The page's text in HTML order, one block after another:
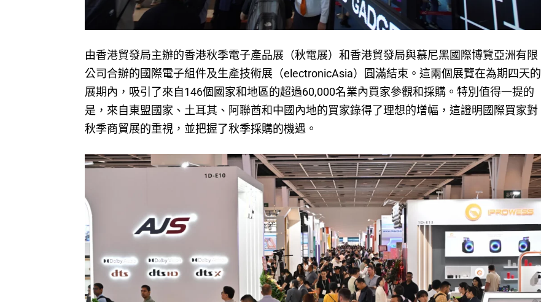
由香港貿發局主辦的香港秋季電子產品展（秋電展）和香港貿發局與慕尼黑國際博覽亞洲有限
公司合辦的國際電子組件及生產技術展（electronicAsia）圓滿結束。這兩個展覽在為期四天的
展期內，吸引了來自146個國家和地區的超過60,000名業內買家參觀和採購。特別值得一提的
是，來自東盟國家、土耳其、阿聯酋和中國內地的買家錄得了理想的增幅，這證明國際買家對
秋季商貿展的重視，並把握了秋季採購的機遇。